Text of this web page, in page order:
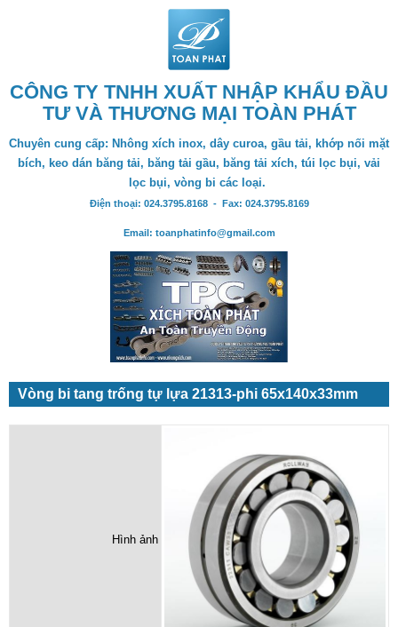
CÔNG TY TNHH XUẤT NHẬP KHẨU ĐẦU
TƯ VÀ THƯƠNG MẠI TOÀN PHÁT
Chuyên cung cấp: Nhông xích inox, dây curoa, gầu tải, khớp nối mặt
bích, keo dán băng tải, băng tải gầu, băng tải xích, túi lọc bụi, vải
lọc bụi, vòng bi các loại.
Điện thoại: 024.3795.8168 - Fax: 024.3795.8169
Email: toanphatinfo@gmail.com
Vòng bi tang trống tự lựa 21313-phi 65x140x33mm
Hình ảnh